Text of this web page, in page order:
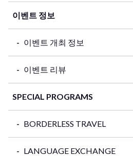
이벤트 정보
이벤트 개최 정보
이벤트 리뷰
SPECIAL PROGRAMS
BORDERLESS TRAVEL
LANGUAGE EXCHANGE